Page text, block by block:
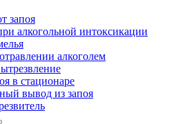
запоя
алкогольной интоксикации
алкоголем
в стационаре
вывод из запоя